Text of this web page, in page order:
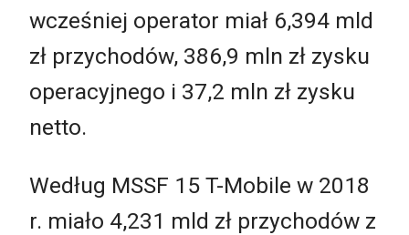
wcześniej operator miał 6,394 mld
zł przychodów, 386,9 mln zł zysku
operacyjnego i 37,2 mln zł zysku
netto.
Według MSSF 15 T-Mobile w 2018
r. miało 4,231 mld zł przychodów z